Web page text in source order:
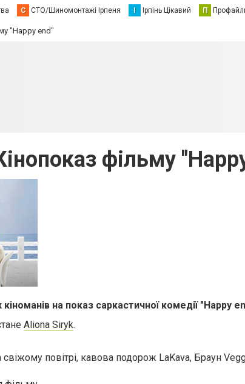
С СТО/Шиномонтажі Ірпеня І Ірпінь Цікавий П
"Happy end"
фільму
на показ саркастичної комедії "Happy
Aliona Siryk.
повітрі, кавова подорож LaKava, Браун